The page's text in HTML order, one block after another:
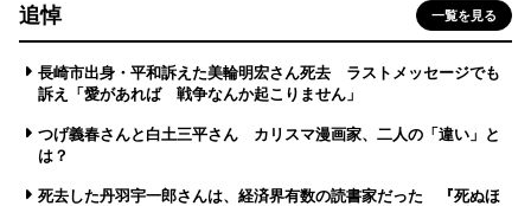
追悼 一覧を見る
長崎市出身・平和訴えた美輪明宏さん死去 ラストメッセージでも
訴え「愛があれば 戦争なんか起こりません」
つげ義春さんと白土三平さん カリスマ漫画家、二人の「違い」と
は？
死去した丹羽宇一郎さんは、経済界有数の読書家だった 『死ぬほ